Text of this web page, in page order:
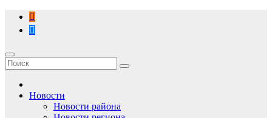
Перейти
содержимому
Новости
Новости района